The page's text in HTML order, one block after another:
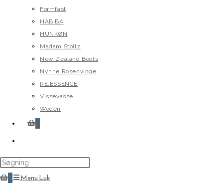
Formfast
HABIBA
HUNKØN
Madam Stoltz
New Zealand Boots
Nynne Rosenvinge
RE.ESSENCE
Vissevasse
Woden
0
website
search
0 MenuLuk